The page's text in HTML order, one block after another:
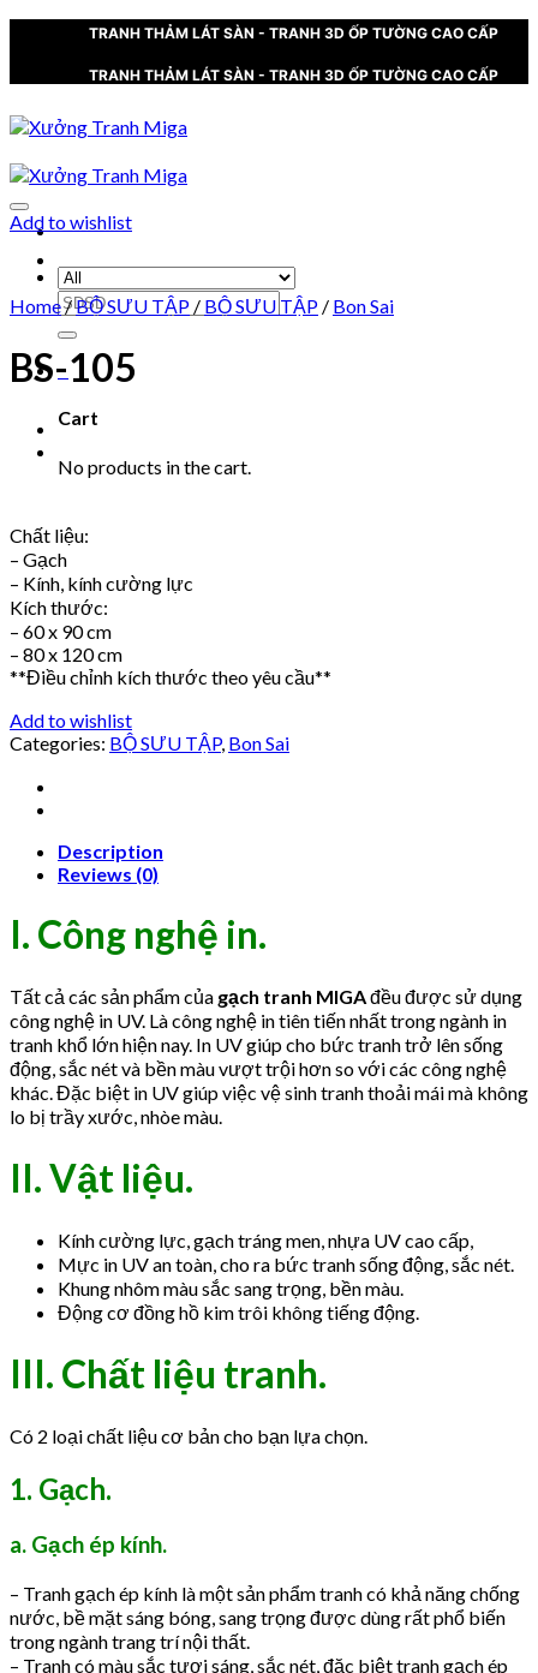
TRANH THẢM LÁT SÀN - TRANH 3D ỐP TƯỜNG CAO CẤP
TRANH THẢM LÁT SÀN - TRANH 3D ỐP TƯỜNG CAO CẤP
Search
for:
0
Cart
No products in the cart.
Add to wishlist
Home/BỘ SƯU TẬP / BỘ SƯU TẬP / Bon Sai
BS-105
Chất liệu:
– Gạch
– Kính, kính cường lực
Kích thước:
– 60 x 90 cm
– 80 x 120 cm
**Điều chỉnh kích thước theo yêu cầu**
Add to wishlist
Categories: BỘ SƯU TẬP, Bon Sai
Description
Reviews (0)
I. Công nghệ in.
Tất cả các sản phẩm của gạch tranh MIGAđều được sử dụng
công nghệ in UV. Là công nghệ in tiên tiến nhất trong ngành in
tranh khổ lớn hiện nay. In UV giúp cho bức tranh trở lên sống
động, sắc nét và bền màu vượt trội hơn so với các công nghệ
khác. Đặc biệt in UV giúp việc vệ sinh tranh thoải mái mà không
lo bị trầy xước, nhòe màu.
II. Vật liệu.
Kính cường lực, gạch tráng men, nhựa UV cao cấp,
Mực in UV an toàn, cho ra bức tranh sống động, sắc nét.
Khung nhôm màu sắc sang trọng, bền màu.
Động cơ đồng hồ kim trôi không tiếng động.
III. Chất liệu tranh.
Có 2 loại chất liệu cơ bản cho bạn lựa chọn.
1. Gạch.
a. Gạch ép kính.
– Tranh gạch ép kính là một sản phẩm tranh có khả năng chống
nước, bề mặt sáng bóng, sang trọng được dùng rất phổ biến
trong ngành trang trí nội thất.
– Tranh có màu sắc tươi sáng, sắc nét, đặc biệt tranh gạch ép